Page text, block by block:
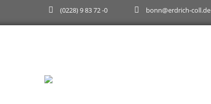
(0228) 9 83 72 -0 bonn@erdrich-coll.de